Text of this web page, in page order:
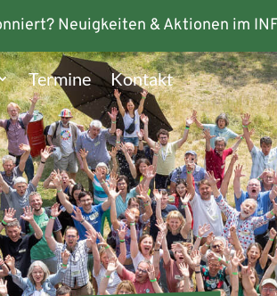
Neuigkeiten & Aktionen im
Termine Kontakt